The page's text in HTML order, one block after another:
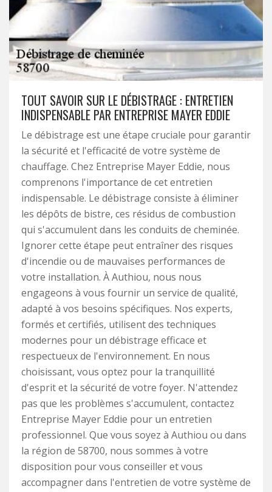
TOUT SAVOIR SUR LE DÉBISTRAGE : ENTRETIEN
INDISPENSABLE PAR ENTREPRISE MAYER EDDIE
Le débistrage est une étape cruciale pour garantir
la sécurité et l'efficacité de votre système de
chauffage. Chez Entreprise Mayer Eddie, nous
comprenons l'importance de cet entretien
indispensable. Le débistrage consiste à éliminer
les dépôts de bistre, ces résidus de combustion
qui s'accumulent dans les conduits de cheminée.
Ignorer cette étape peut entraîner des risques
d'incendie ou de mauvaises performances de
votre installation. À Authiou, nous nous
engageons à vous fournir un service de qualité,
adapté à vos besoins spécifiques. Nos experts,
formés et certifiés, utilisent des techniques
modernes pour un débistrage efficace et
respectueux de l'environnement. En nous
choisissant, vous optez pour la tranquillité
d'esprit et la sécurité de votre foyer. N'attendez
pas que les problèmes s'accumulent, contactez
Entreprise Mayer Eddie pour un entretien
professionnel. Que vous soyez à Authiou ou dans
la région de 58700, nous sommes à votre
disposition pour vous conseiller et vous
accompagner dans l'entretien de votre système de